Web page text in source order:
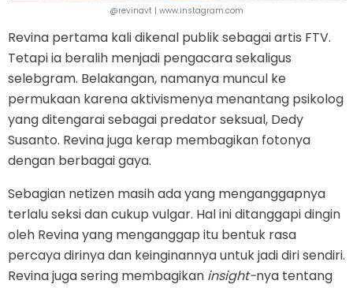
@revinavt | www.instagram.com
Revina pertama kali dikenal publik sebagai artis FTV.
Tetapi ia beralih menjadi pengacara sekaligus
selebgram. Belakangan, namanya muncul ke
permukaan karena aktivismenya menantang psikolog
yang ditengarai sebagai predator seksual, Dedy
Susanto. Revina juga kerap membagikan fotonya
dengan berbagai gaya.
Sebagian netizen masih ada yang menganggapnya
terlalu seksi dan cukup vulgar. Hal ini ditanggapi dingin
oleh Revina yang menganggap itu bentuk rasa
percaya dirinya dan keinginannya untuk jadi diri sendiri.
Revina juga sering membagikan insight-nya tentang